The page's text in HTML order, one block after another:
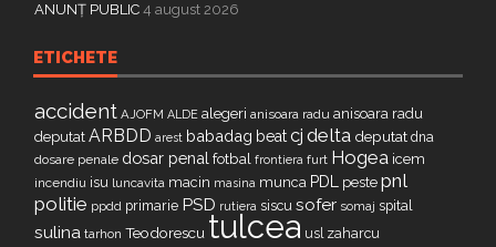
ANUNȚ PUBLIC 4 august 2026
ETICHETE
accident AJOFM ALDE alegeri anisoara radu anisoara radu
deputat ARBDD arest babadag beatcj delta deputat dna
dosare penale dosar penal fotbal frontiera furt Hogea icem
incendiu isu luncavita macin masina munca PDL peste pnl
politie ppdd primarie PSD rutiera siscu sofer somaj spital
sulina tarhon Teodorescu tulcea usl zaharcu